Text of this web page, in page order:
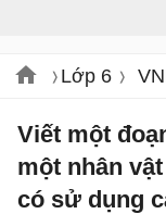
Lớp 6
Viết một
một nhân
có sử dụng